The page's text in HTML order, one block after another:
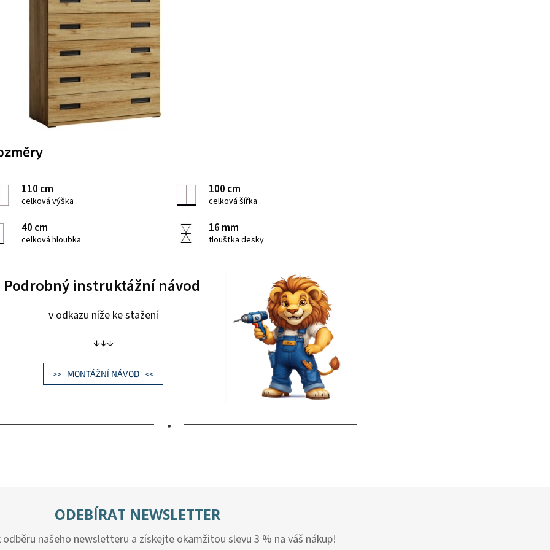
110 cm
celková výška
100 cm
celková šířka
40 cm
celková hloubka
16 mm
tloušťka desky
Podrobný instruktážní návod
v odkazu níže ke stažení
↓↓↓
>> MONTÁŽNÍ NÁVOD <<
•
ODEBÍRAT NEWSLETTER
našeho newsletteru a získejte okamžitou slevu 3 % na váš nákup!